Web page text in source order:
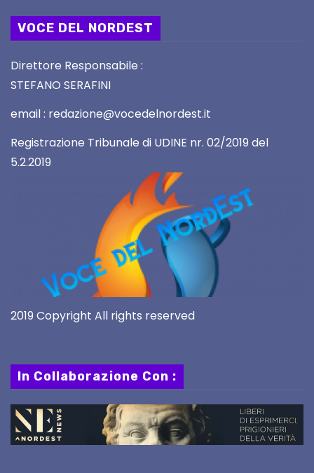
VOCE DEL NORDEST
Direttore Responsabile :
STEFANO SERAFINI
email : redazione@vocedelnordest.it
Registrazione Tribunale di UDINE nr. 02/2019 del
5.2.2019
2019 Copyright All rights reserved
In Collaborazione Con :